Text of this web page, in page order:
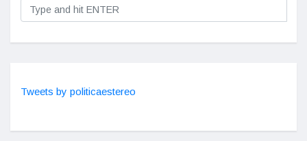
Tweets by politicaestereo